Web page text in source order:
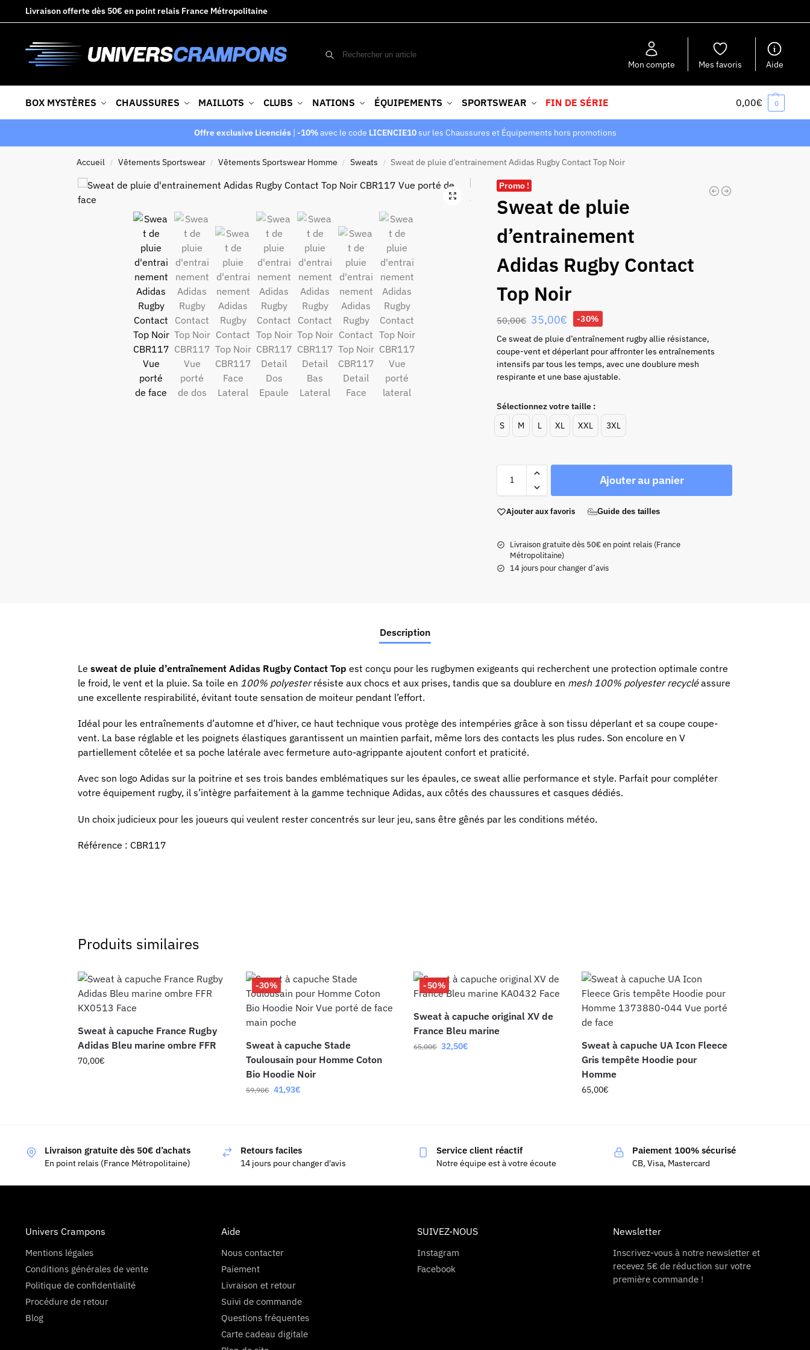
Livraison offerte dès 50€ en point relais France Métropolitaine
Mon compte Mes favoris Aide
BOX MYSTÈRES CHAUSSURES MAILLOTS CLUBS NATIONS ÉQUIPEMENTS SPORTSWEAR FIN DE SÉRIE 0,00€ 0
Offre exclusive Licenciés| -10%avec le code LICENCIE10sur les Chaussures et Équipements hors promotions
Accueil / Vêtements Sportswear / Vêtements Sportswear Homme / Sweats / Sweat de pluie d’entrainement Adidas Rugby Contact Top Noir
Promo !
Sweat de pluie
d’entrainement
Adidas Rugby Contact
Top Noir
50,00€ 35,00€
-30%
Ce sweat de pluie d’entraînement rugby allie résistance,
coupe-vent et déperlant pour affronter les entraînements
intensifs par tous les temps, avec une doublure mesh
respirante et une base ajustable.
Sélectionnez votre taille :
S
M L XL XXL 3XL
Ajouter au panier
Ajouter aux favoris Guide des tailles
Livraison gratuite dès 50€ en point relais (France
Métropolitaine)
14 jours pour changer d’avis
Description
Le sweat de pluie d’entraînement Adidas Rugby Contact Top est conçu pour les rugbymen exigeants qui recherchent une protection optimale contre
le froid, le vent et la pluie. Sa toile en 100% polyesterrésiste aux chocs et aux prises, tandis que sa doublure en mesh 100% polyester recycléassure
une excellente respirabilité, évitant toute sensation de moiteur pendant l’effort.
Idéal pour les entraînements d’automne et d’hiver, ce haut technique vous protège des intempéries grâce à son tissu déperlant et sa coupe coupe-
vent. La base réglable et les poignets élastiques garantissent un maintien parfait, même lors des contacts les plus rudes. Son encolure en V
partiellement côtelée et sa poche latérale avec fermeture auto-agrippante ajoutent confort et praticité.
Avec son logo Adidas sur la poitrine et ses trois bandes emblématiques sur les épaules, ce sweat allie performance et style. Parfait pour compléter
votre équipement rugby, il s’intègre parfaitement à la gamme technique Adidas, aux côtés des chaussures et casques dédiés.
Un choix judicieux pour les joueurs qui veulent rester concentrés sur leur jeu, sans être gênés par les conditions météo.
Référence : CBR117
Produits similaires
Sweat à capuche France Rugby
Adidas Bleu marine ombre FFR
70,00€
-30%
Sweat à capuche Stade
Toulousain pour Homme Coton
Bio Hoodie Noir
59,90€ 41,93€
-50%
Sweat à capuche original XV de
France Bleu marine
65,00€ 32,50€
Sweat à capuche UA Icon Fleece
Gris tempête Hoodie pour
Homme
65,00€
Livraison gratuite dès 50€ d’achats
En point relais (France Métropolitaine)
Retours faciles
14 jours pour changer d'avis
Service client réactif
Notre équipe est à votre écoute
Paiement 100% sécurisé
CB, Visa, Mastercard
Univers Crampons
Mentions légales
Conditions générales de vente
Politique de confidentialité
Procédure de retour
Blog
Aide
Nous contacter
Paiement
Livraison et retour
Suivi de commande
Questions fréquentes
Carte cadeau digitale
SUIVEZ-NOUS
Instagram
Facebook
Newsletter
Inscrivez-vous à notre newsletter et
recevez 5€ de réduction sur votre
première commande !